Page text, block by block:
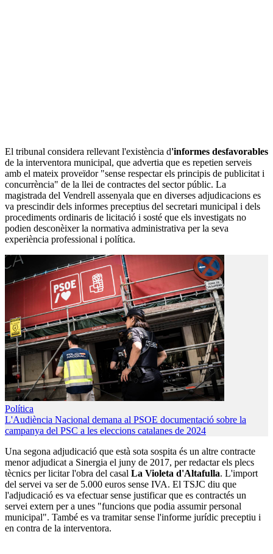
El tribunal considera rellevant l'existència d'informes desfavorables
de la interventora municipal, que advertia que es repetien serveis
amb el mateix proveïdor "sense respectar els principis de publicitat i
concurrència" de la llei de contractes del sector públic. La
magistrada del Vendrell assenyala que en diverses adjudicacions es
va prescindir dels informes preceptius del secretari municipal i dels
procediments ordinaris de licitació i sosté que els investigats no
podien desconèixer la normativa administrativa per la seva
experiència professional i política.
Política
L'Audiència Nacional demana al PSOE documentació sobre la
campanya del PSC a les eleccions catalanes de 2024
Una segona adjudicació que està sota sospita és un altre contracte
menor adjudicat a Sinergia el juny de 2017, per redactar els plecs
tècnics per licitar l'obra del casal La Violeta d'Altafulla. L'import
del servei va ser de 5.000 euros sense IVA. El TSJC diu que
l'adjudicació es va efectuar sense justificar que es contractés un
servei extern per a unes "funcions que podia assumir personal
municipal". També es va tramitar sense l'informe jurídic preceptiu i
en contra de la interventora.